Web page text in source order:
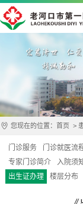
您现在的位置： 首页 >
门诊服务 门诊就医流
专家门诊简介
入院须
出生证办理
楼层分布